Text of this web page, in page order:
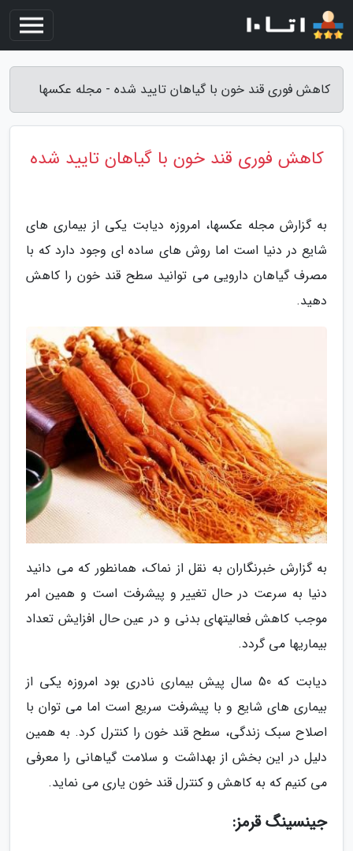
کاهش فوری قند خون با گیاهان تایید شده - مجله عکسها
کاهش فوری قند خون با گیاهان تایید شده
به گزارش مجله عکسها، امروزه دیابت یکی از بیماری های
شایع در دنیا است اما روش های ساده ای وجود دارد که با
مصرف گیاهان دارویی می توانید سطح قند خون را کاهش
دهید.
به گزارش خبرنگاران به نقل از نماک، همانطور که می دانید
دنیا به سرعت در حال تغییر و پیشرفت است و همین امر
موجب کاهش فعالیتهای بدنی و در عین حال افزایش تعداد
بیماریها می گردد.
دیابت که 50 سال پیش بیماری نادری بود امروزه یکی از
بیماری های شایع و با پیشرفت سریع است اما می توان با
اصلاح سبک زندگی، سطح قند خون را کنترل کرد. به همین
دلیل در این بخش از بهداشت و سلامت گیاهانی را معرفی
می کنیم که به کاهش و کنترل قند خون یاری می نماید.
جینسینگ قرمز: